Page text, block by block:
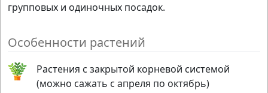
групповых и одиночных посадок.
Особенности растений
Растения с закрытой корневой системой
(можно сажать с апреля по октябрь)